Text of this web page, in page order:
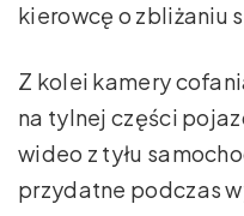
kierowcę o zbliżaniu
Z kolei kamery
na tylnej części
wideo z tyłu
przydatne podczas